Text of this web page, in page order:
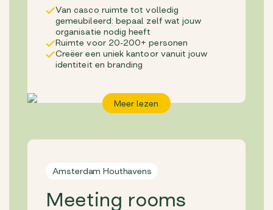
Van casco ruimte tot volledig
gemeubileerd: bepaal zelf wat jouw
organisatie nodig heeft
Ruimte voor 20-200+ personen
Creëer een uniek kantoor vanuit jouw
identiteit en branding
Meer lezen
Amsterdam Houthavens
Meeting rooms